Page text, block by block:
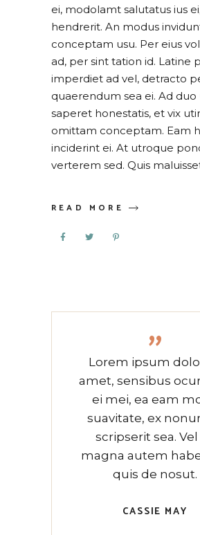
ei, modolamt salutatus ius
hendrerit. An modus
conceptam usu. Per eius
ad, per sint tation id. Latine
imperdiet ad vel, detracto
quaerendum sea ei. Ad
saperet honestatis, et vix
omittam conceptam. Eam
inciderint ei. At utroque
verterem sed. Quis
READ MORE
”
Lorem ipsum
amet, sensibus
ei mei, ea eam
suavitate, ex
scripserit sea. Vel
magna autem
quis de nosut.
CASSIE MAY